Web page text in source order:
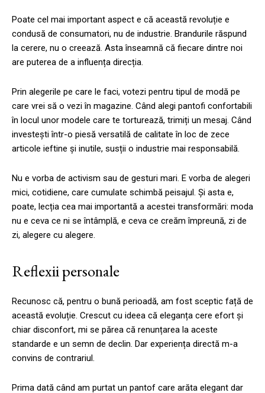
Poate cel mai important aspect e că această revoluție e
condusă de consumatori, nu de industrie. Brandurile răspund
la cerere, nu o creează. Asta înseamnă că fiecare dintre noi
are puterea de a influența direcția.
Prin alegerile pe care le faci, votezi pentru tipul de modă pe
care vrei să o vezi în magazine. Când alegi pantofi confortabili
în locul unor modele care te torturează, trimiți un mesaj. Când
investești într-o piesă versatilă de calitate în loc de zece
articole ieftine și inutile, susții o industrie mai responsabilă.
Nu e vorba de activism sau de gesturi mari. E vorba de alegeri
mici, cotidiene, care cumulate schimbă peisajul. Și asta e,
poate, lecția cea mai importantă a acestei transformări: moda
nu e ceva ce ni se întâmplă, e ceva ce creăm împreună, zi de
zi, alegere cu alegere.
Reflexii personale
Recunosc că, pentru o bună perioadă, am fost sceptic față de
această evoluție. Crescut cu ideea că eleganța cere efort și
chiar disconfort, mi se părea că renunțarea la aceste
standarde e un semn de declin. Dar experiența directă m-a
convins de contrariul.
Prima dată când am purtat un pantof care arăta elegant dar